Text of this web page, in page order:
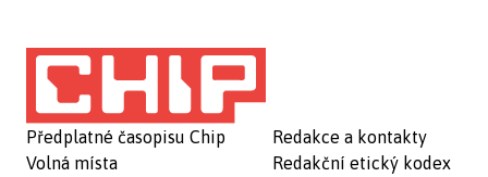
Předplatné časopisu Chip
Volná místa
Redakce a kontakty
Redakční etický kodex